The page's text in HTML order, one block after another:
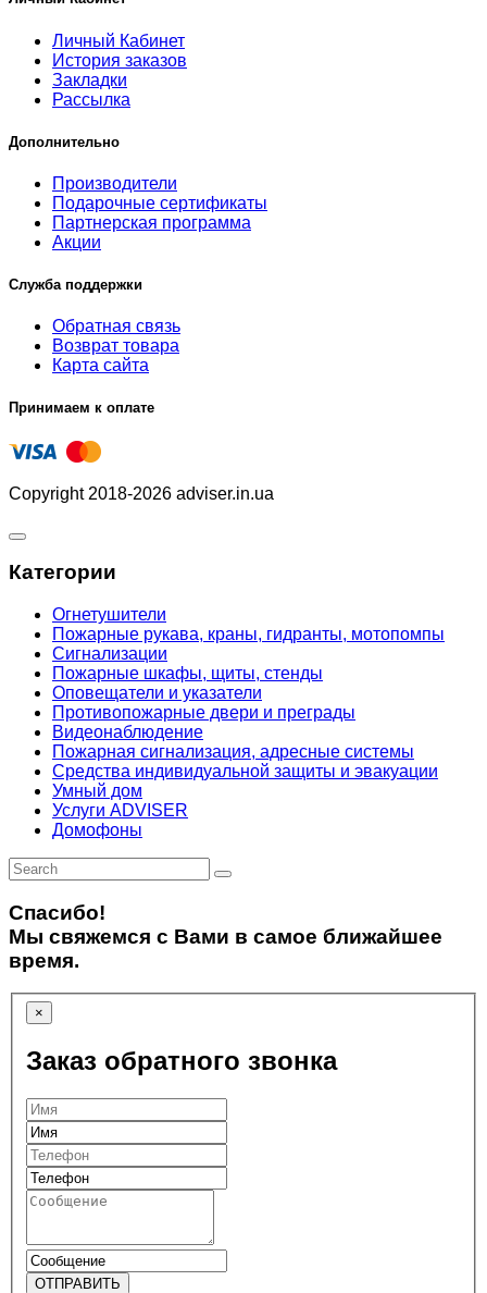
Личный Кабинет
История заказов
Закладки
Рассылка
Дополнительно
Производители
Подарочные сертификаты
Партнерская программа
Акции
Служба поддержки
Обратная связь
Возврат товара
Карта сайта
Принимаем к оплате
Copyright 2018-2026 adviser.in.ua
Категории
Огнетушители
Пожарные рукава, краны, гидранты, мотопомпы
Сигнализации
Пожарные шкафы, щиты, стенды
Оповещатели и указатели
Противопожарные двери и преграды
Видеонаблюдение
Пожарная сигнализация, адресные системы
Средства индивидуальной защиты и эвакуации
Умный дом
Услуги ADVISER
Домофоны
Спасибо!
Мы свяжемся с Вами в самое ближайшее
время.
×
Заказ обратного звонка
ОТПРАВИТЬ